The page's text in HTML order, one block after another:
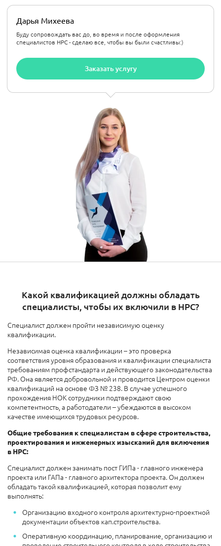
Дарья Михеева
Буду сопровождать вас до, во время и после оформления
специалистов НРС - сделаю все, чтобы вы были счастливы:)
Заказать услугу
Какой квалификацией должны обладать
специалисты, чтобы их включили в НРС?
Специалист должен пройти независимую оценку
квалификации.
Независимая оценка квалификации – это проверка
соответствия уровня образования и квалификации специалиста
требованиям профстандарта и действующего законодательства
РФ. Она является добровольной и проводится Центром оценки
квалификаций на основе ФЗ № 238. В случае успешного
прохождения НОК сотрудники подтверждают свою
компетентность, а работодатели – убеждаются в высоком
качестве имеющихся трудовых ресурсов.
Общие требования к специалистам в сфере строительства,
проектирования и инженерных изысканий для включения
в НРС:
Специалист должен занимать пост ГИПа - главного инженера
проекта или ГАПа - главного архитектора проекта. Он должен
обладать такой квалификацией, которая позволит ему
выполнять:
Организацию входного контроля архитектурно-проектной
документации объектов кап.строительства.
Оперативную координацию, планирование, организацию и